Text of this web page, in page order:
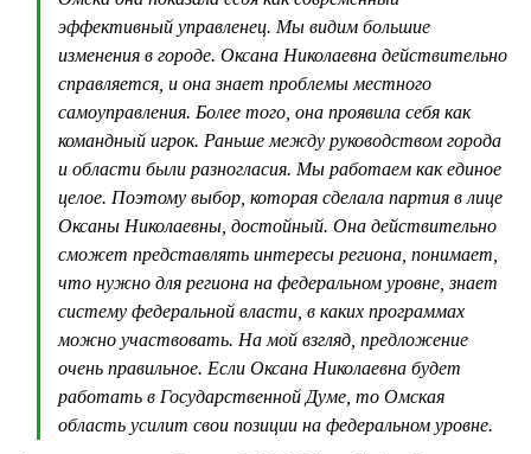
эффективный управленец. Мы видим большие
изменения в городе. Оксана Николаевна действительно
справляется, и она знает проблемы местного
самоуправления. Более того, она проявила себя как
командный игрок. Раньше между руководством города
и области были разногласия. Мы работаем как единое
целое. Поэтому выбор, которая сделала партия в лице
Оксаны Николаевны, достойный. Она действительно
сможет представлять интересы региона, понимает,
что нужно для региона на федеральном уровне, знает
систему федеральной власти, в каких программах
можно участвовать. На мой взгляд, предложение
очень правильное. Если Оксана Николаевна будет
работать в Государственной Думе, то Омская
область усилит свои позиции на федеральном уровне.